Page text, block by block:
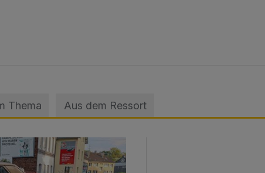
Thema Aus dem Ressort